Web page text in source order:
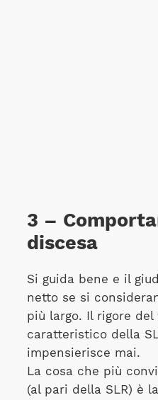
3 –
discesa
Si guida bene e il
netto se si
più largo. Il rigore
caratteristico della
impensierisce mai.
La cosa che più
(al pari della SLR) è